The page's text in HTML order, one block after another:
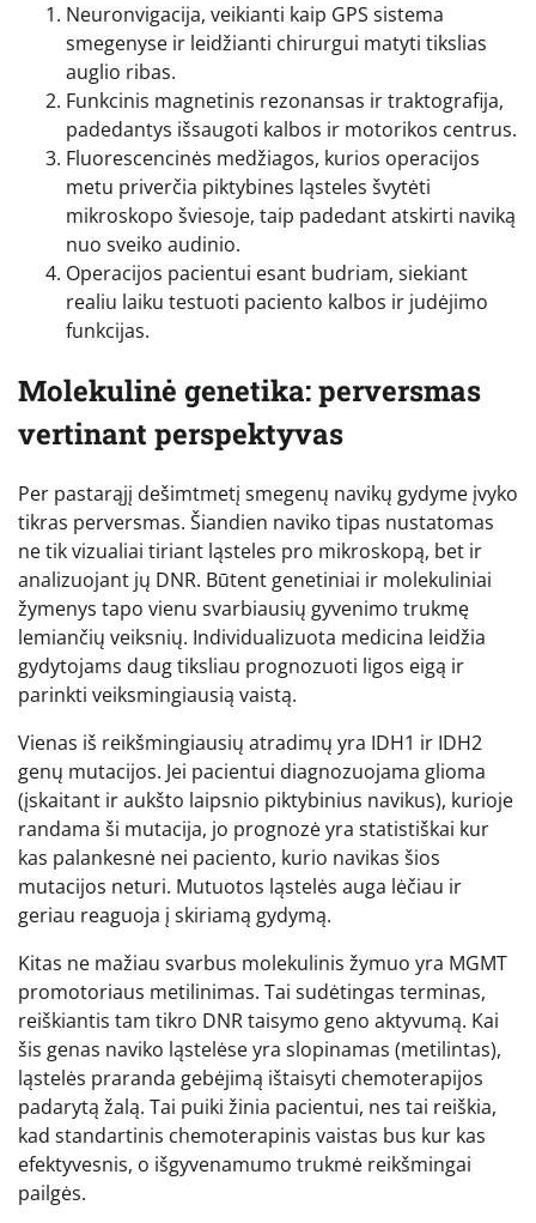
Neuronvigacija, veikianti kaip GPS sistema
smegenyse ir leidžianti chirurgui matyti tikslias
auglio ribas.
Funkcinis magnetinis rezonansas ir traktografija,
padedantys išsaugoti kalbos ir motorikos centrus.
Fluorescencinės medžiagos, kurios operacijos
metu priverčia piktybines ląsteles švytėti
mikroskopo šviesoje, taip padedant atskirti naviką
nuo sveiko audinio.
Operacijos pacientui esant budriam, siekiant
realiu laiku testuoti paciento kalbos ir judėjimo
funkcijas.
Molekulinė genetika: perversmas
vertinant perspektyvas
Per pastarąjį dešimtmetį smegenų navikų gydyme įvyko
tikras perversmas. Šiandien naviko tipas nustatomas
ne tik vizualiai tiriant ląsteles pro mikroskopą, bet ir
analizuojant jų DNR. Būtent genetiniai ir molekuliniai
žymenys tapo vienu svarbiausių gyvenimo trukmę
lemiančių veiksnių. Individualizuota medicina leidžia
gydytojams daug tiksliau prognozuoti ligos eigą ir
parinkti veiksmingiausią vaistą.
Vienas iš reikšmingiausių atradimų yra IDH1 ir IDH2
genų mutacijos. Jei pacientui diagnozuojama glioma
(įskaitant ir aukšto laipsnio piktybinius navikus), kurioje
randama ši mutacija, jo prognozė yra statistiškai kur
kas palankesnė nei paciento, kurio navikas šios
mutacijos neturi. Mutuotos ląstelės auga lėčiau ir
geriau reaguoja į skiriamą gydymą.
Kitas ne mažiau svarbus molekulinis žymuo yra MGMT
promotoriaus metilinimas. Tai sudėtingas terminas,
reiškiantis tam tikro DNR taisymo geno aktyvumą. Kai
šis genas naviko ląstelėse yra slopinamas (metilintas),
ląstelės praranda gebėjimą ištaisyti chemoterapijos
padarytą žalą. Tai puiki žinia pacientui, nes tai reiškia,
kad standartinis chemoterapinis vaistas bus kur kas
efektyvesnis, o išgyvenamumo trukmė reikšmingai
pailgės.